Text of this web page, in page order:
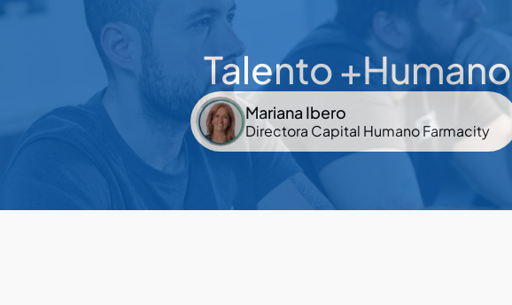
Talento +Humano
Mariana Ibero
Directora Capital Humano Farmacity